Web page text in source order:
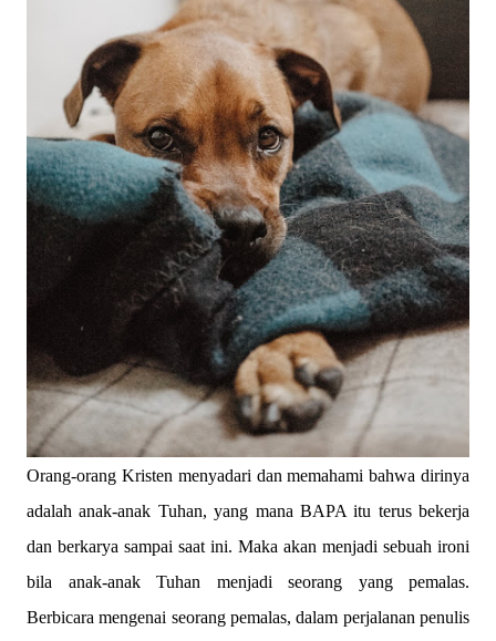
Orang-orang Kristen menyadari dan memahami bahwa dirinya
adalah anak-anak Tuhan, yang mana BAPA itu terus bekerja
dan berkarya sampai saat ini. Maka akan menjadi sebuah ironi
bila anak-anak Tuhan menjadi seorang yang pemalas.
Berbicara mengenai seorang pemalas, dalam perjalanan penulis